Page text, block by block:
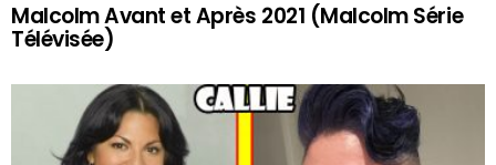
Malcolm Avant et Après 2021 (Malcolm Série
Télévisée)